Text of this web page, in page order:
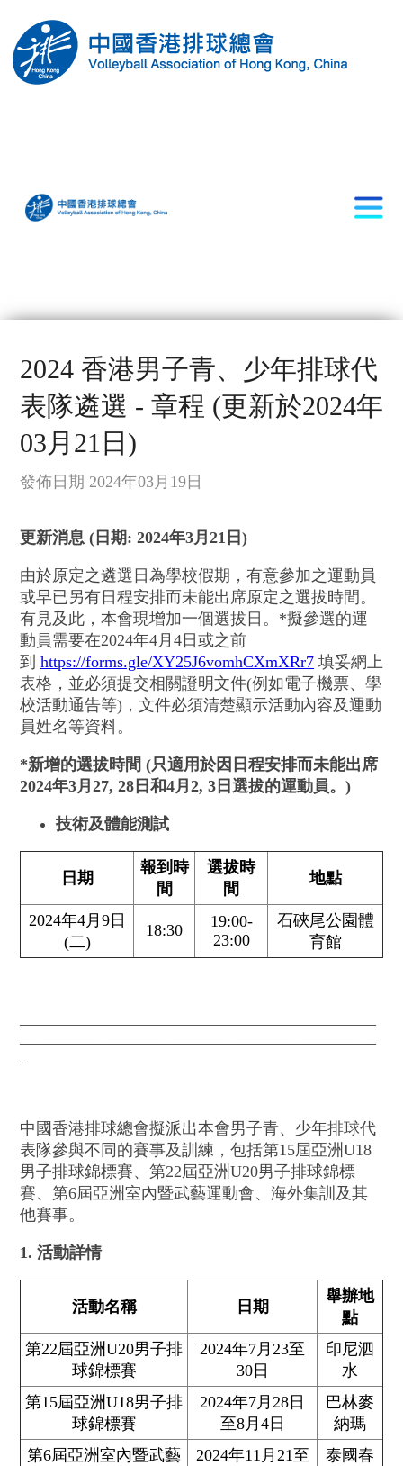
2024 香港男子青、少年排球代
表隊遴選 - 章程 (更新於2024年
03月21日)
發佈日期 2024年03月19日
更新消息 (日期: 2024年3月21日)
由於原定之遴選日為學校假期，有意參加之運動員
或早已另有日程安排而未能出席原定之選拔時間。
有見及此，本會現增加一個選拔日。*擬參選的運
動員需要在2024年4月4日或之前
到 https://forms.gle/XY25J6vomhCXmXRr7 填妥網上
表格，並必須提交相關證明文件(例如電子機票、學
校活動通告等)，文件必須清楚顯示活動內容及運動
員姓名等資料。
*新增的選拔時間 (只適用於因日程安排而未能出席
2024年3月27, 28日和4月2, 3日選拔的運動員。)
技術及體能測試
日期
報到時
間
選拔時
間
地點
2024年4月9日
(二)
18:30
19:00-
23:00
石硤尾公園體
育館
中國香港排球總會擬派出本會男子青、少年排球代
表隊參與不同的賽事及訓練，包括第15屆亞洲U18
男子排球錦標賽、第22屆亞洲U20男子排球錦標
賽、第6屆亞洲室內暨武藝運動會、海外集訓及其
他賽事。
1. 活動詳情
活動名稱 日期
舉辦地
點
第22屆亞洲U20男子排
球錦標賽
2024年7月23至
30日
印尼泗
水
第15屆亞洲U18男子排
球錦標賽
2024年7月28日
至8月4日
巴林麥
納瑪
第6屆亞洲室內暨武藝
2024年11月21至
泰國春